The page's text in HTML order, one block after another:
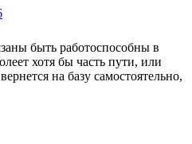
быть работоспособны в
хотя бы часть пути, или
на базу самостоятельно,